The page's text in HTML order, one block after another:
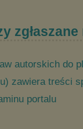
autorskich do
zawiera treści
portalu